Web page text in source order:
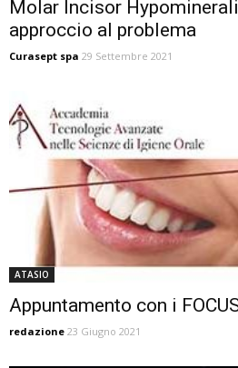
Molar Incisor
approccio al problema
Curasept spa 29 Settembre 2021
ATASIO
Appuntamento con i
redazione 23 Giugno 2021